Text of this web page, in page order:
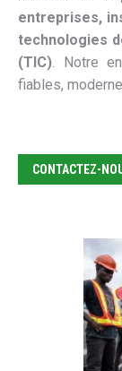
entreprises,
technologies
(TIC). Notre
fiables,
CONTACTEZ-